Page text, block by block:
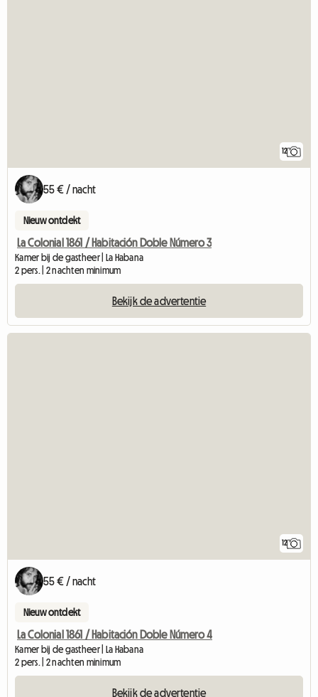
12
55 € / nacht
Nieuw ontdekt
La Colonial 1861 / Habitación Doble Número 3
Kamer bij de gastheer | La Habana
2 pers. | 2 nachten minimum
Bekijk de advertentie
12
55 € / nacht
Nieuw ontdekt
La Colonial 1861 / Habitación Doble Número 4
Kamer bij de gastheer | La Habana
2 pers. | 2 nachten minimum
Bekijk de advertentie